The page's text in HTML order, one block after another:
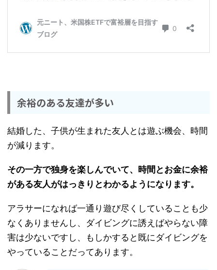
余裕のある友達が多い
結婚した、子供が生まれた友人とは遊ぶ機会、時間
が減ります。
その一方で独身を楽しんでいて、時間とお金に余裕
がある友人がはっきりとわかるようになります。
アラサーになれば一通り遊び尽くしていることも少
なくありませんし、ダイビングに誘えばやらない障
害は少ないですし、もしかすると既にダイビングを
やっていることだってあります。